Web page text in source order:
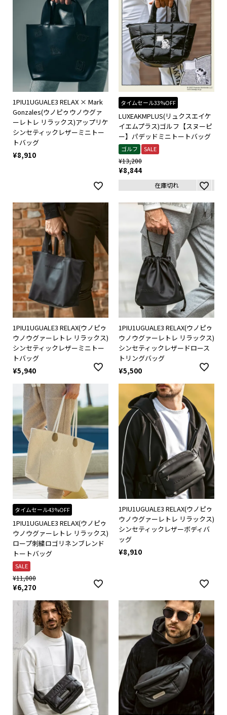
1PIU1UGUALE3 RELAX × Mark
Gonzales(ウノピゥウノウグァ
ーレトレ リラックス)アップリケ
シンセティックレザーミニトー
トバッグ
¥8,910
タイムセール33%OFF
LUXEAKMPLUS(リュクスエイケ
イエムプラス)ゴルフ【スヌーピ
ー】パデッドミニトートバッグ
ゴルフ SALE
¥13,200
¥8,844
在庫切れ
1PIU1UGUALE3 RELAX(ウノピゥ
ウノウグァーレトレ リラックス)
シンセティックレザーミニトー
トバッグ
¥5,940
1PIU1UGUALE3 RELAX(ウノピゥ
ウノウグァーレトレ リラックス)
シンセティックレザードロース
トリングバッグ
¥5,500
タイムセール43%OFF
1PIU1UGUALE3 RELAX(ウノピゥ
ウノウグァーレトレ リラックス)
ロープ刺繍ロゴリネンブレンド
トートバッグ
SALE
¥11,000
¥6,270
1PIU1UGUALE3 RELAX(ウノピゥ
ウノウグァーレトレ リラックス)
シンセティックレザーボディバ
ッグ
¥8,910